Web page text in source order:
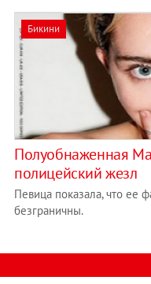
Бикини
Полуобнаженная
полицейский жезл
Певица показала, что ее
безграничны.